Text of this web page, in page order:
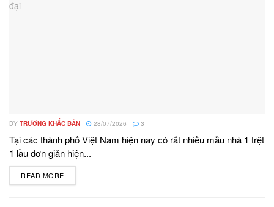
BY TRƯƠNG KHẮC BẢN 28/07/2026 3
Tại các thành phố Việt Nam hiện nay có rất nhiều mẫu nhà 1 trệt
1 lầu đơn giản hiện...
READ MORE